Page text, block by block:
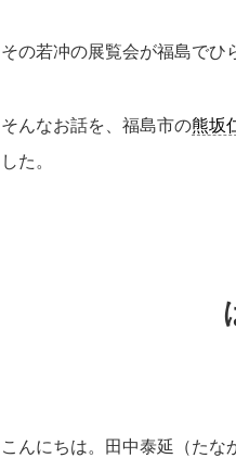
その若冲の展覧会が福島でひ
そんなお話を、福島市の熊坂
した。
こんにちは。田中泰延（た